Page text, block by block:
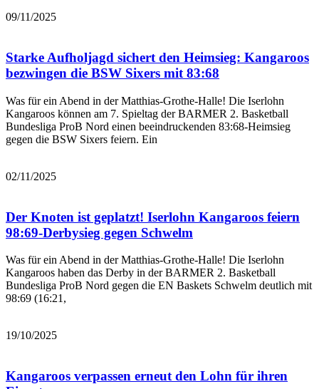
09/11/2025
Starke Aufholjagd sichert den Heimsieg: Kangaroos
bezwingen die BSW Sixers mit 83:68
Was für ein Abend in der Matthias-Grothe-Halle! Die Iserlohn
Kangaroos können am 7. Spieltag der BARMER 2. Basketball
Bundesliga ProB Nord einen beeindruckenden 83:68-Heimsieg
gegen die BSW Sixers feiern. Ein
02/11/2025
Der Knoten ist geplatzt! Iserlohn Kangaroos feiern
98:69-Derbysieg gegen Schwelm
Was für ein Abend in der Matthias-Grothe-Halle! Die Iserlohn
Kangaroos haben das Derby in der BARMER 2. Basketball
Bundesliga ProB Nord gegen die EN Baskets Schwelm deutlich mit
98:69 (16:21,
19/10/2025
Kangaroos verpassen erneut den Lohn für ihren